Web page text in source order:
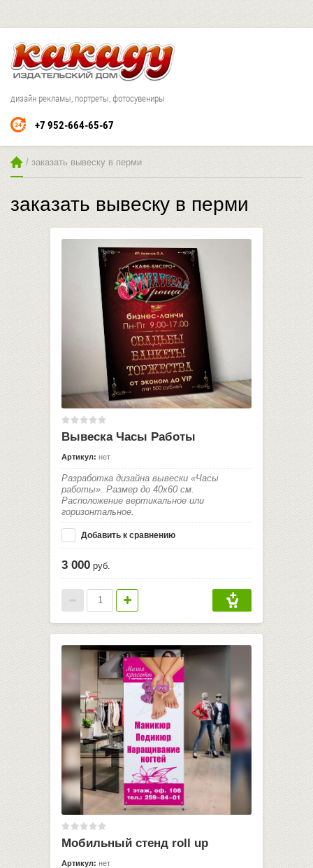
дизайн рекламы, портреты, фотосувениры
+7 952-664-65-67
/ заказать вывеску в перми
заказать вывеску в перми
Вывеска Часы Работы
Артикул: нет
Разработка дизайна вывески «Часы
работы». Размер до 40х60 см.
Расположение вертикальное или
горизонтальное.
Добавить к сравнению
3 000 руб.
Мобильный стенд roll up
Артикул: нет